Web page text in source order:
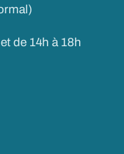
de 14h à 18h